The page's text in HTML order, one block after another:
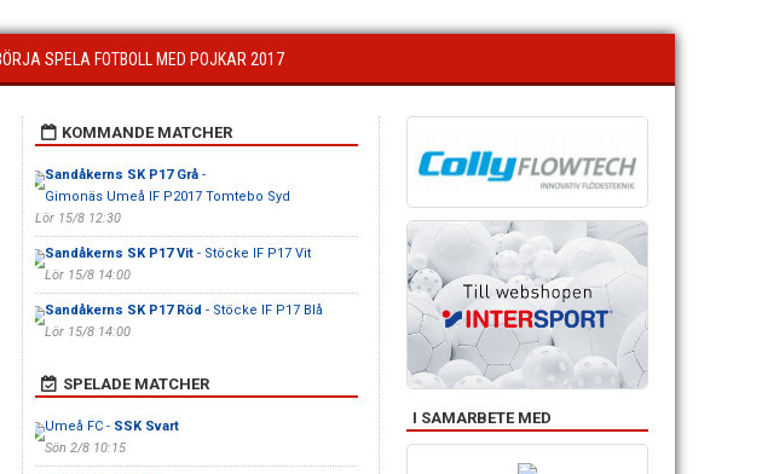
SPELA FOTBOLL MED POJKAR 2017
KOMMANDE MATCHER
Sandåkerns SK P17 Grå-
Gimonäs Umeå IF P2017 Tomtebo Syd
Lör 15/8 12:30
Sandåkerns SK P17 Vit- Stöcke IF P17 Vit
Lör 15/8 14:00
Sandåkerns SK P17 Röd - Stöcke IF P17 Blå
Lör 15/8 14:00
SPELADE MATCHER
Umeå FC - SSK Svart
Sön 2/8 10:15
I SAMARBETE MED